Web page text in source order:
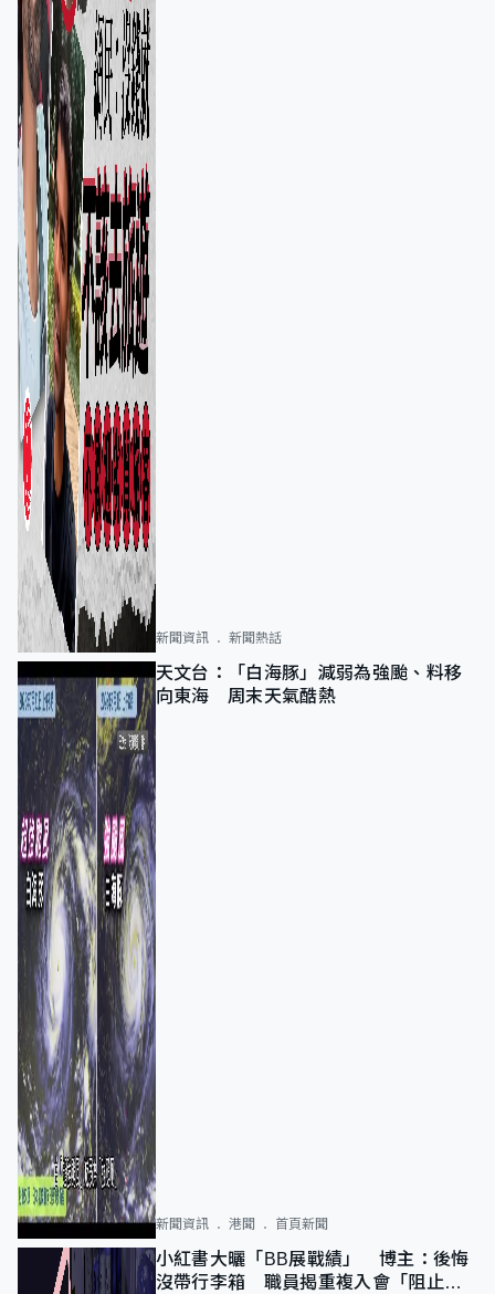
新聞資訊 新聞熱話
天文台：「白海豚」減弱為強颱、料移
向東海 周末天氣酷熱
新聞資訊 港聞 首頁新聞
小紅書大曬「BB展戰績」 博主：後悔
沒帶行李箱 職員揭重複入會「阻止唔